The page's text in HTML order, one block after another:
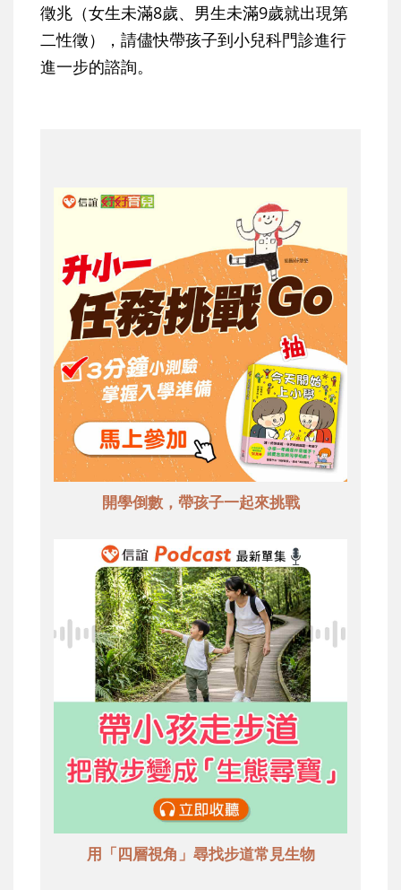
徵兆（女生未滿8歲、男生未滿9歲就出現第
二性徵），請儘快帶孩子到小兒科門診進行
進一步的諮詢。
開學倒數，帶孩子一起來挑戰
用「四層視角」尋找步道常見生物